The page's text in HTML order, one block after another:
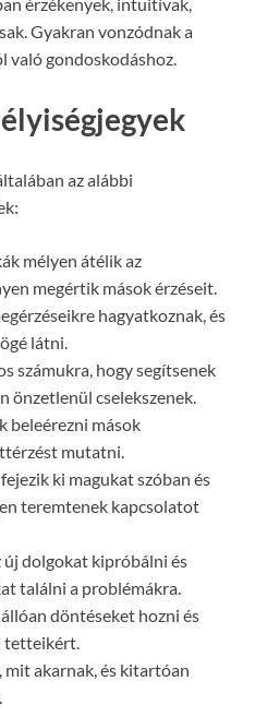
Gyakran vonzódnak a
való gondoskodáshoz.
az alábbi
mélyen átélik az
megértik mások érzéseit.
hagyatkoznak, és
látni.
számukra, hogy segítsenek
önzetlenül cselekszenek.
beleérezni mások
mutatni.
ki magukat szóban és
teremtenek kapcsolatot
új dolgokat kipróbálni és
találni a problémákra.
döntéseket hozni és
tetteikért.
mit akarnak, és kitartóan